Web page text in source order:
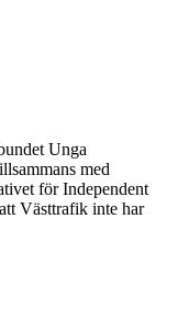
Unga
med
för Independent
Västtrafik inte har